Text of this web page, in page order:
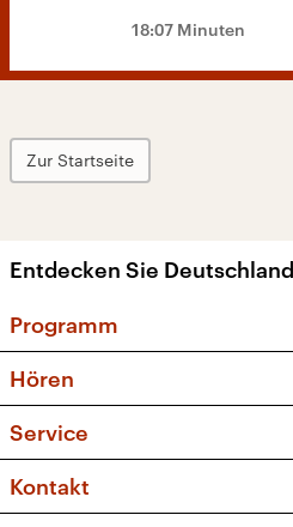
18:07 Minuten
Zur Startseite
Entdecken Sie
Programm
Sendungen und
Musikliste
Kakadu – Das
Hören
Frequenzen (UKW +
Service
FAQ
Apps
Kontakt